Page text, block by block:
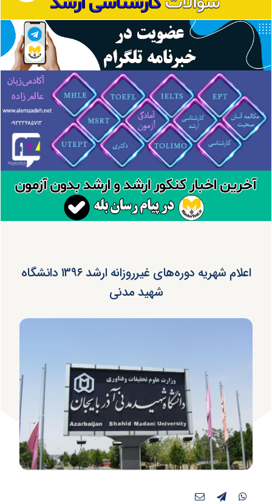
اعلام شهریه دوره‌های غیرروزانه ارشد ۱۳۹۶ دانشگاه
شهید مدنی